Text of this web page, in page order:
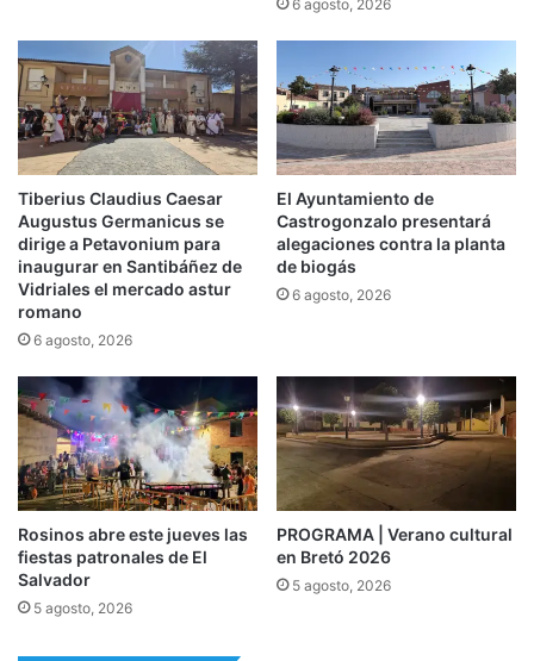
6 agosto, 2026
Tiberius Claudius Caesar
Augustus Germanicus se
dirige a Petavonium para
inaugurar en Santibáñez de
Vidriales el mercado astur
romano
6 agosto, 2026
El Ayuntamiento de
Castrogonzalo presentará
alegaciones contra la planta
de biogás
6 agosto, 2026
Rosinos abre este jueves las
fiestas patronales de El
Salvador
5 agosto, 2026
PROGRAMA | Verano cultural
en Bretó 2026
5 agosto, 2026